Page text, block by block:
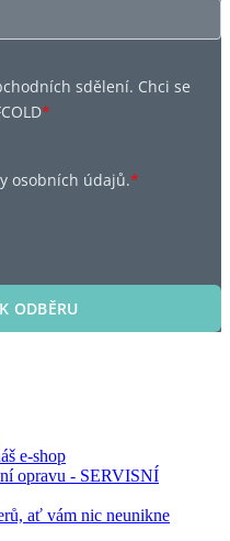
sdělení. Chci se
*
osobních údajů.*
ODBĚRU
e-shop
opravu - SERVISNÍ
ať vám nic neunikne